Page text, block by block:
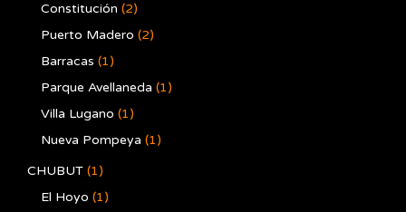
Constitución (2)
Puerto Madero (2)
Barracas (1)
Parque Avellaneda (1)
Villa Lugano (1)
Nueva Pompeya (1)
CHUBUT (1)
El Hoyo (1)